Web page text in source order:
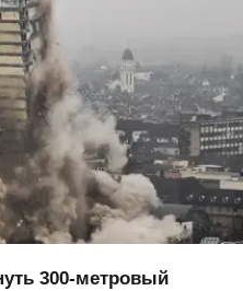
300-метровый